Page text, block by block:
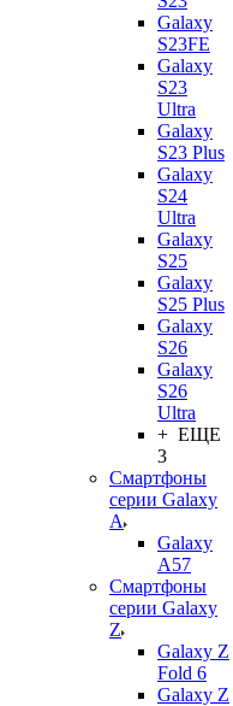
Galaxy
S23FE
Galaxy
S23
Ultra
Galaxy
S23 Plus
Galaxy
S24
Ultra
Galaxy
S25
Galaxy
S25 Plus
Galaxy
S26
Galaxy
S26
Ultra
+ ЕЩЕ
3
Смартфоны
серии Galaxy
A
Galaxy
A57
Смартфоны
серии Galaxy
Z
Galaxy Z
Fold 6
Galaxy Z